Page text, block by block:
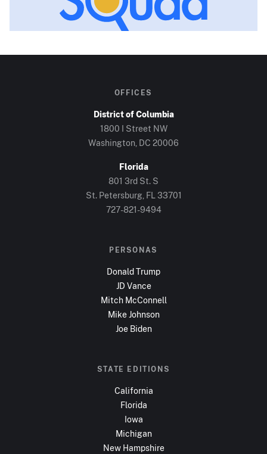
OFFICES
District of Columbia
1800 I Street NW
Washington, DC 20006
Florida
801 3rd St. S
St. Petersburg, FL 33701
727-821-9494
PERSONAS
Donald Trump
JD Vance
Mitch McConnell
Mike Johnson
Joe Biden
STATE EDITIONS
California
Florida
Iowa
Michigan
New Hampshire